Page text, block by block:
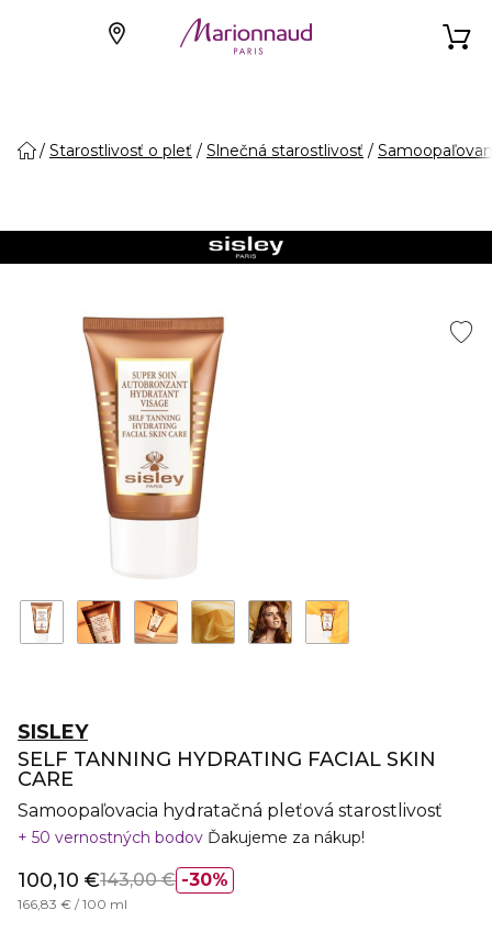
Starostlivosť o pleť Slnečná starostlivosť
SISLEY
SELF TANNING HYDRATING FACIAL SKIN
CARE
Samoopaľovacia hydratačná pleťová starostlivosť
50 vernostných bodov Ďakujeme za nákup!
30%
100,10 €143,00 €
166,83 € / 100 ml